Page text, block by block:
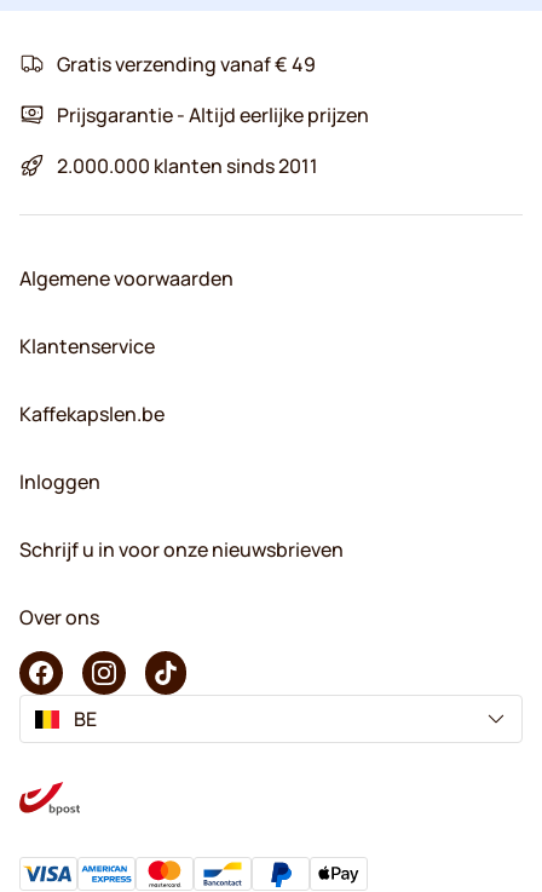
Gratis verzending vanaf € 49
Prijsgarantie - Altijd eerlijke prijzen
2.000.000 klanten sinds 2011
Algemene voorwaarden
Klantenservice
Kaffekapslen.be
Inloggen
Schrijf u in voor onze nieuwsbrieven
Over ons
BE